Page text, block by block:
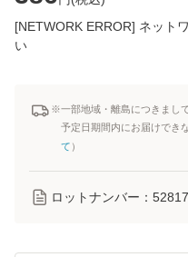
[NETWORK ERROR] ネット
い
※一部地域・離島につきまし
予定日期間内にお届けでき
て ）
ロットナンバー：